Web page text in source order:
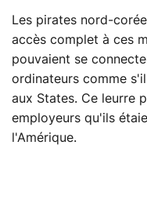
Les pirates nord-
accès complet à ces
pouvaient se
ordinateurs comme
aux States. Ce leurre
employeurs qu'ils
l'Amérique.